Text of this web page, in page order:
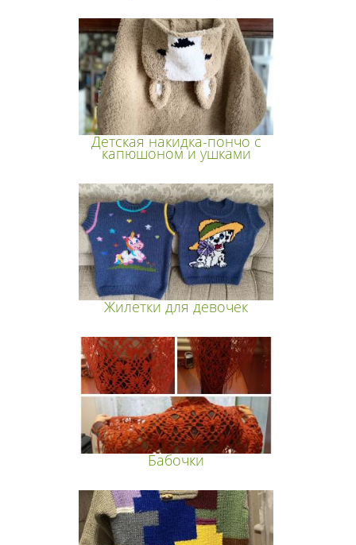
Детская накидка-пончо с
капюшоном и ушками
Жилетки для девочек
Бабочки